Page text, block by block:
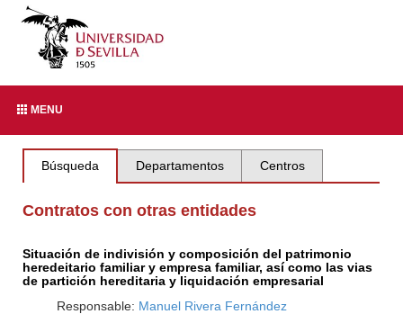
MENU
Búsqueda Departamentos Centros
Contratos con otras entidades
Situación de indivisión y composición del patrimonio
heredeitario familiar y empresa familiar, así como las vias
de partición hereditaria y liquidación empresarial
Responsable: Manuel Rivera Fernández